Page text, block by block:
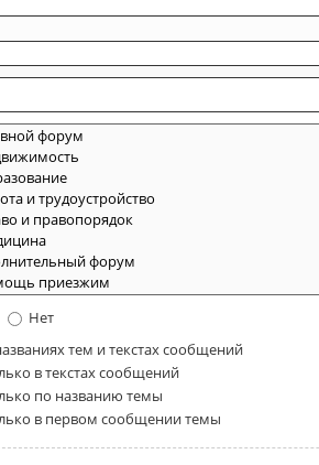
Нет
тем и текстах сообщений
в текстах сообщений
по названию темы
в первом сообщении темы